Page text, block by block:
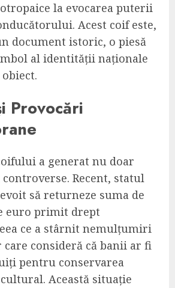
la evocarea puterii
Acest coif este,
document istoric, o piesă
al identității naționale
Provocări
a generat nu doar
Recent, statul
să returneze suma de
euro primit drept
ce a stârnit nemulțumiri
consideră că banii ar fi
pentru conservarea
Această situație